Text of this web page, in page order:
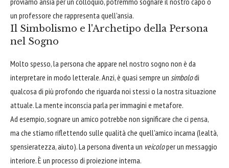
un professore che rappresenta quell'ansia.
Il Simbolismo e l'Archetipo della Persona
nel Sogno
Molto spesso, la persona che appare nel nostro sogno non è da
interpretare in modo letterale. Anzi, è quasi sempre un simbolodi
qualcosa di più profondo che riguarda noi stessi o la nostra situazione
attuale. La mente inconscia parla per immagini e metafore.
Ad esempio, sognare un amico potrebbe non significare che ci pensa,
ma che stiamo riflettendo sulle qualità che quell'amico incarna (lealtà,
spensieratezza, aiuto). La persona diventa un veicoloper un messaggio
interiore. È un processo di proiezione interna.